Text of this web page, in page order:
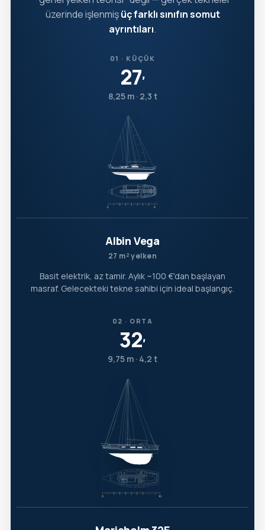
üzerinde işlenmişüç farklı sınıfın somut
ayrıntıları.
01 · KÜÇÜK
27′
8,25 m · 2,3 t
Albin Vega
27 m² yelken
Basit elektrik, az tamir. Aylık ~100 €'dan başlayan
masraf. Gelecekteki tekne sahibi için ideal başlangıç.
02 · ORTA
32′
9,75 m · 4,2 t